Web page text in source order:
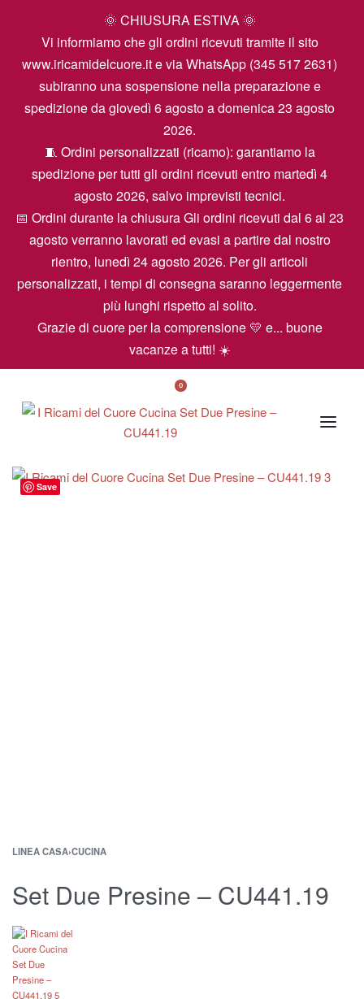
🌞 CHIUSURA ESTIVA 🌞
Vi informiamo che gli ordini ricevuti tramite il sito
www.iricamidelcuore.it e via WhatsApp (345 517 2631)
subiranno una sospensione nella preparazione e
spedizione da giovedì 6 agosto a domenica 23 agosto
2026.
🧵 Ordini personalizzati (ricamo): garantiamo la
spedizione per tutti gli ordini ricevuti entro martedì 4
agosto 2026, salvo imprevisti tecnici.
📅 Ordini durante la chiusura Gli ordini ricevuti dal 6 al 23
agosto verranno lavorati ed evasi a partire dal nostro
rientro, lunedì 24 agosto 2026. Per gli articoli
personalizzati, i tempi di consegna saranno leggermente
più lunghi rispetto al solito.
Grazie di cuore per la comprensione 💛 e... buone
vacanze a tutti! ☀️
0
Save
LINEA CASA›CUCINA
Set Due Presine – CU441.19